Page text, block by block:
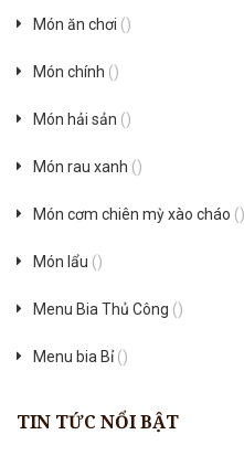
Món ăn chơi ()
Món chính ()
Món hải sản ()
Món rau xanh ()
Món cơm chiên mỳ xào cháo ()
Món lẩu ()
Menu Bia Thủ Công ()
Menu bia Bỉ()
TIN TỨC NỔI BẬT